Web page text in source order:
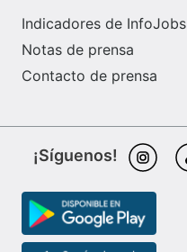
Indicadores de InfoJobs
Notas de prensa
Contacto de prensa
¡Síguenos!